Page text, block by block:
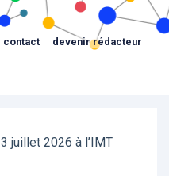
contact devenir rédacteur
juillet 2026 à l’IMT